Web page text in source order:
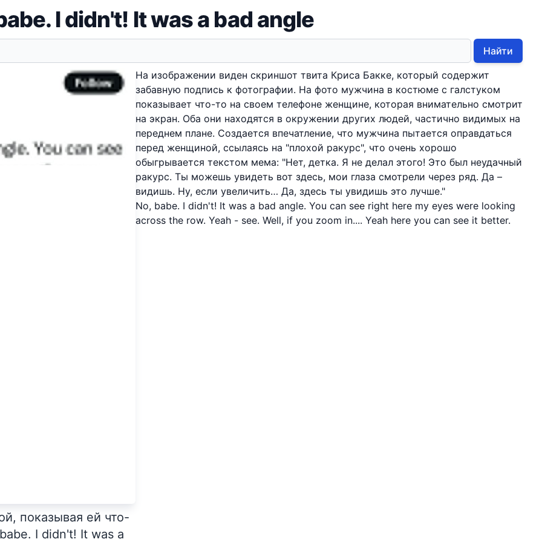
I didn't! It was a bad angle
Найти
показывая ей что-
I didn't! It was a
На изображении виден скриншот твита Криса Бакке, который содержит
забавную подпись к фотографии. На фото мужчина в костюме с галстуком
показывает что-то на своем телефоне женщине, которая внимательно смотрит
на экран. Оба они находятся в окружении других людей, частично видимых на
переднем плане. Создается впечатление, что мужчина пытается оправдаться
перед женщиной, ссылаясь на "плохой ракурс", что очень хорошо
обыгрывается текстом мема: "Нет, детка. Я не делал этого! Это был неудачный
ракурс. Ты можешь увидеть вот здесь, мои глаза смотрели через ряд. Да –
видишь. Ну, если увеличить… Да, здесь ты увидишь это лучше."
No, babe. I didn't! It was a bad angle. You can see right here my eyes were looking
across the row. Yeah - see. Well, if you zoom in.... Yeah here you can see it better.